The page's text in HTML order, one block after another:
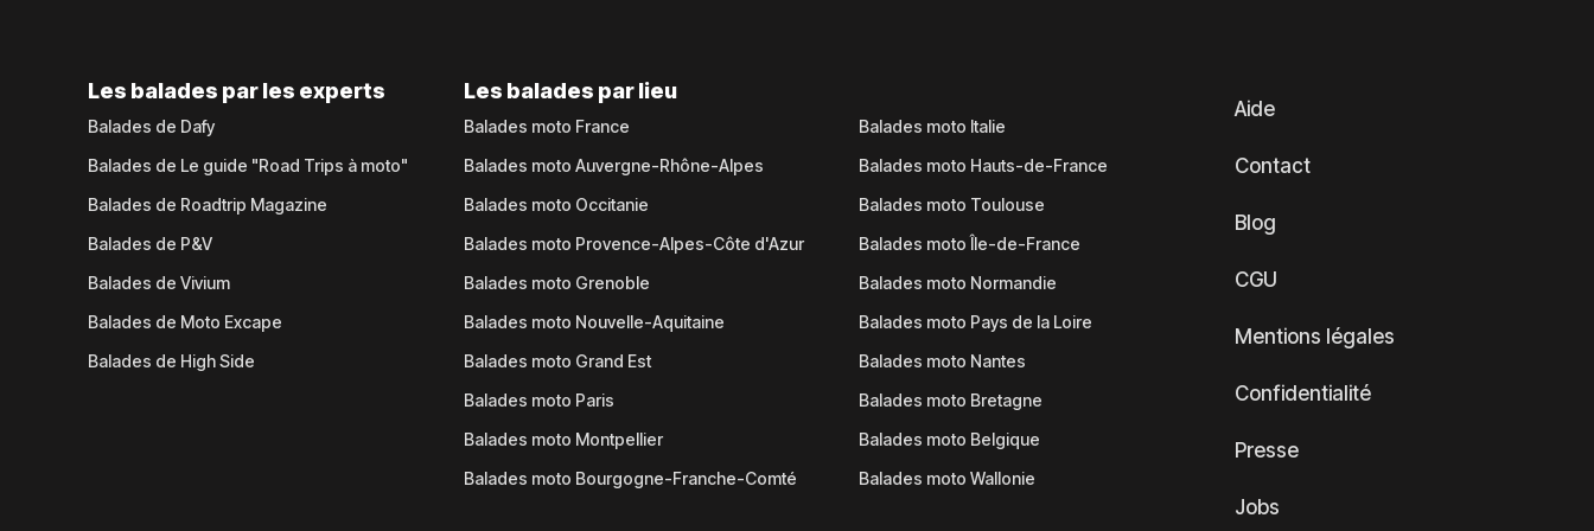
Les balades par les experts
Balades de Dafy
Balades de Le guide "Road Trips à moto"
Balades de Roadtrip Magazine
Balades de P&V
Balades de Vivium
Balades de Moto Excape
Balades de High Side
Les balades par lieu
Balades moto France
Balades moto Auvergne-Rhône-Alpes
Balades moto Occitanie
Balades moto Provence-Alpes-Côte d'Azur
Balades moto Grenoble
Balades moto Nouvelle-Aquitaine
Balades moto Grand Est
Balades moto Paris
Balades moto Montpellier
Balades moto Bourgogne-Franche-Comté
Balades moto Italie
Balades moto Hauts-de-France
Balades moto Toulouse
Balades moto Île-de-France
Balades moto Normandie
Balades moto Pays de la Loire
Balades moto Nantes
Balades moto Bretagne
Balades moto Belgique
Balades moto Wallonie
Aide
Contact
Blog
CGU
Mentions légales
Confidentialité
Presse
Jobs